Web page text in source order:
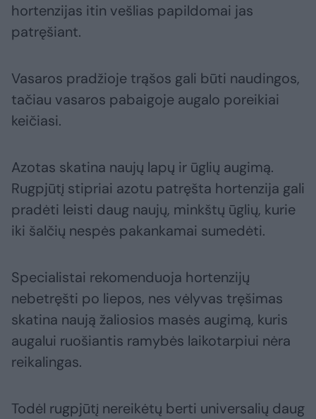
hortenzijas itin vešlias papildomai jas
patręšiant.
Vasaros pradžioje trąšos gali būti naudingos,
tačiau vasaros pabaigoje augalo poreikiai
keičiasi.
Azotas skatina naujų lapų ir ūglių augimą.
Rugpjūtį stipriai azotu patręšta hortenzija gali
pradėti leisti daug naujų, minkštų ūglių, kurie
iki šalčių nespės pakankamai sumedėti.
Specialistai rekomenduoja hortenzijų
nebetręšti po liepos, nes vėlyvas tręšimas
skatina naują žaliosios masės augimą, kuris
augalui ruošiantis ramybės laikotarpiui nėra
reikalingas.
Todėl rugpjūtį nereikėtų berti universalių daug